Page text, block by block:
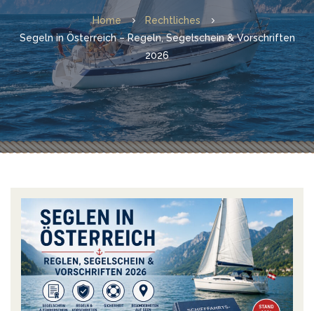
Home
Rechtliches
Segeln in Österreich – Regeln, Segelschein & Vorschriften
2026